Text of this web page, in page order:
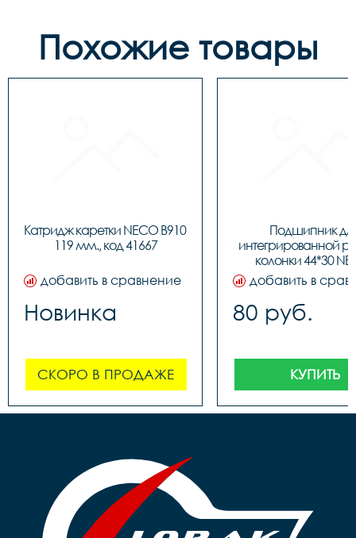
Похожие товары
Катридж каретки NECO B910
119 мм., код 41667
добавить в сравнение
Новинка
СКОРО В ПРОДАЖЕ
Подшипник
интегрированной
колонки 44*30
BBFHST11, код
добавить в
80 руб.
КУПИТЬ